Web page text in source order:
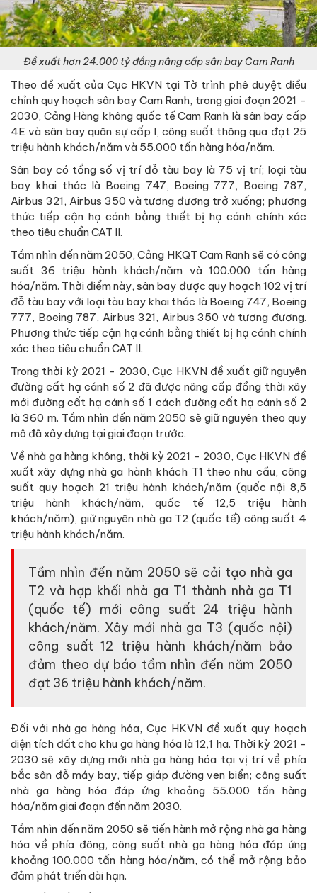
Đề xuất hơn 24.000 tỷ đồng nâng cấp sân bay Cam Ranh
Theo đề xuất của Cục HKVN tại Tờ trình phê duyệt điều
chỉnh quy hoạch sân bay Cam Ranh, trong giai đoạn 2021 -
2030, Cảng Hàng không quốc tế Cam Ranh là sân bay cấp
4E và sân bay quân sự cấp I, công suất thông qua đạt 25
triệu hành khách/năm và 55.000 tấn hàng hóa/năm.
Sân bay có tổng số vị trí đỗ tàu bay là 75 vị trí; loại tàu
bay khai thác là Boeing 747, Boeing 777, Boeing 787,
Airbus 321, Airbus 350 và tương đương trở xuống; phương
thức tiếp cận hạ cánh bằng thiết bị hạ cánh chính xác
theo tiêu chuẩn CAT II.
Tầm nhìn đến năm 2050, Cảng HKQT Cam Ranh sẽ có công
suất 36 triệu hành khách/năm và 100.000 tấn hàng
hóa/năm. Thời điểm này, sân bay được quy hoạch 102 vị trí
đỗ tàu bay với loại tàu bay khai thác là Boeing 747, Boeing
777, Boeing 787, Airbus 321, Airbus 350 và tương đương.
Phương thức tiếp cận hạ cánh bằng thiết bị hạ cánh chính
xác theo tiêu chuẩn CAT II.
Trong thời kỳ 2021 - 2030, Cục HKVN đề xuất giữ nguyên
đường cất hạ cánh số 2 đã được nâng cấp đồng thời xây
mới đường cất hạ cánh số 1 cách đường cất hạ cánh số 2
là 360 m. Tầm nhìn đến năm 2050 sẽ giữ nguyên theo quy
mô đã xây dựng tại giai đoạn trước.
Về nhà ga hàng không, thời kỳ 2021 - 2030, Cục HKVN đề
xuất xây dựng nhà ga hành khách T1 theo nhu cầu, công
suất quy hoạch 21 triệu hành khách/năm (quốc nội 8,5
triệu hành khách/năm, quốc tế 12,5 triệu hành
khách/năm), giữ nguyên nhà ga T2 (quốc tế) công suất 4
triệu hành khách/năm.
Tầm nhìn đến năm 2050 sẽ cải tạo nhà ga
T2 và hợp khối nhà ga T1 thành nhà ga T1
(quốc tế) mới công suất 24 triệu hành
khách/năm. Xây mới nhà ga T3 (quốc nội)
công suất 12 triệu hành khách/năm bảo
đảm theo dự báo tầm nhìn đến năm 2050
đạt 36 triệu hành khách/năm.
Đối với nhà ga hàng hóa, Cục HKVN đề xuất quy hoạch
diện tích đất cho khu ga hàng hóa là 12,1 ha. Thời kỳ 2021 -
2030 sẽ xây dựng mới nhà ga hàng hóa tại vị trí về phía
bắc sân đỗ máy bay, tiếp giáp đường ven biển; công suất
nhà ga hàng hóa đáp ứng khoảng 55.000 tấn hàng
hóa/năm giai đoạn đến năm 2030.
Tầm nhìn đến năm 2050 sẽ tiến hành mở rộng nhà ga hàng
hóa về phía đông, công suất nhà ga hàng hóa đáp ứng
khoảng 100.000 tấn hàng hóa/năm, có thể mở rộng bảo
đảm phát triển dài hạn.